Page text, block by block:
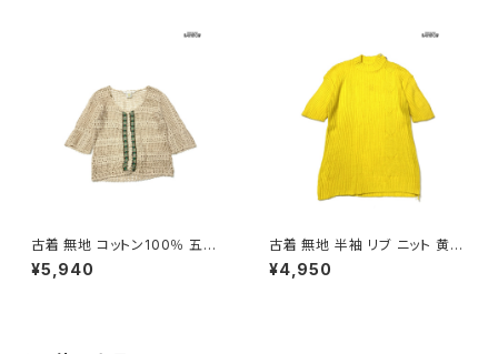
古着 無地 コットン100％ 五分
袖 ニット ベージュ (ttu260601
2)
¥5,940
古着 無地 半袖 リブ ニット 黄 (t
tu2603038)
¥4,950